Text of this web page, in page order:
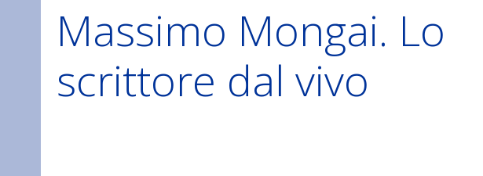
Massimo Mongai. Lo
scrittore dal vivo